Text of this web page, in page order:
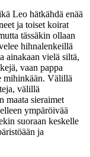
Leo hätkähdä enää
ja toiset koirat
tässäkin ollaan
hihnalenkeillä
ainakaan vielä siltä,
vaan pappa
mihinkään. Välillä
välillä
maata sieraimet
ympäröivää
suoraan keskelle
ja